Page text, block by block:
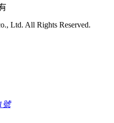
Ltd. All Rights Reserved.
號